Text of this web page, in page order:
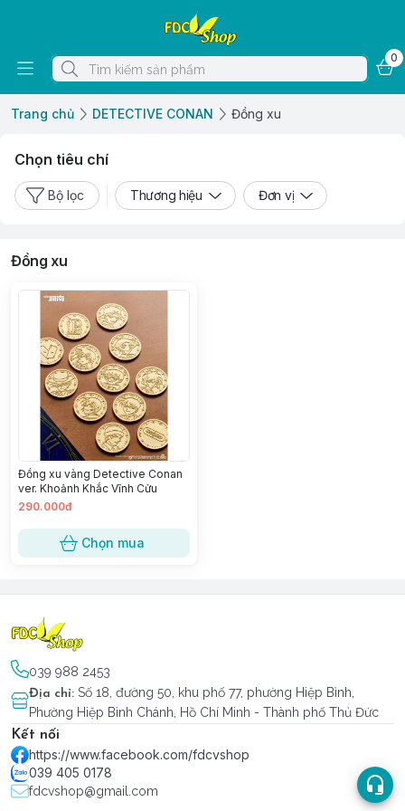
0
Trang chủ DETECTIVE CONAN Đồng xu
Chọn tiêu chí
Bộ lọc Thương hiệu Đơn vị
Đồng xu
Đồng xu vàng Detective Conan
ver. Khoảnh Khắc Vĩnh Cửu
290.000đ
Chọn mua
039 988 2453
Địa chỉ: Số 18, đường 50, khu phố 77, phường Hiệp Bình,
Phường Hiệp Bình Chánh, Hồ Chí Minh - Thành phố Thủ Đức
Kết nối
https://www.facebook.com/fdcvshop
039 405 0178
fdcvshop@gmail.com